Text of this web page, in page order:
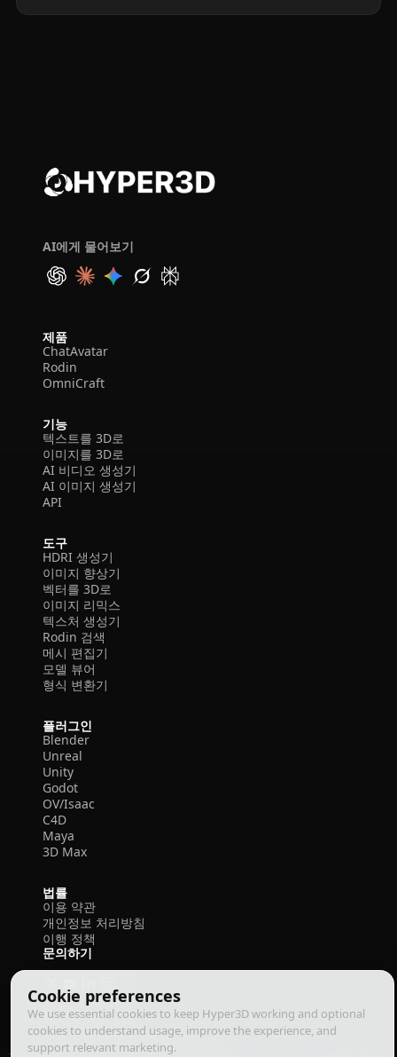
Cookie preferences
We use essential cookies to keep Hyper3D working and optional
cookies to understand usage, improve the experience, and
support relevant marketing.
AI에게 물어보기
제품
ChatAvatar
Rodin
OmniCraft
기능
텍스트를 3D로
이미지를 3D로
AI 비디오 생성기
AI 이미지 생성기
API
도구
HDRI 생성기
이미지 향상기
벡터를 3D로
이미지 리믹스
텍스처 생성기
Rodin 검색
메시 편집기
모델 뷰어
형식 변환기
플러그인
Blender
Unreal
Unity
Godot
OV/Isaac
C4D
Maya
3D Max
법률
이용 약관
개인정보 처리방침
이행 정책
문의하기